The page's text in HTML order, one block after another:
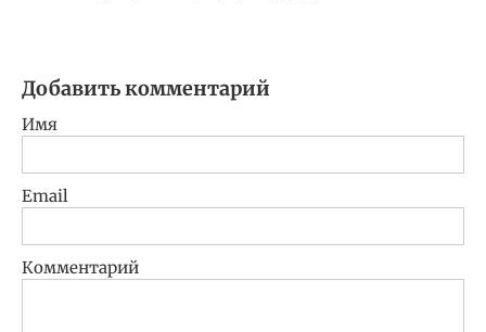
Добавить комментарий
Имя
Email
Комментарий